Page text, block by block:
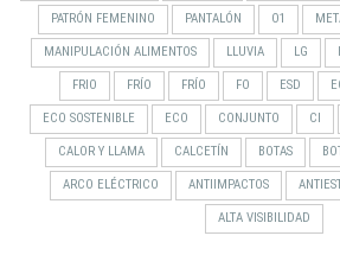
PATRÓN FEMENINO PANTALÓN O1
MANIPULACIÓN ALIMENTOS LLUVIA LG
FRIO FRÍO FRÍO FO ESD
ECO SOSTENIBLE ECO CONJUNTO CI
CALOR Y LLAMA CALCETÍN BOTAS
ARCO ELÉCTRICO ANTIIMPACTOS
ALTA VISIBILIDAD